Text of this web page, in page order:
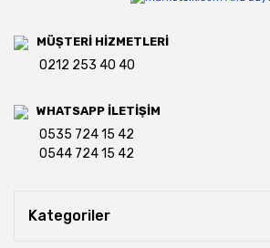
MÜŞTERİ HİZMETLERİ
0212 253 40 40
WHATSAPP İLETİŞİM
0535 724 15 42
0544 724 15 42
Kategoriler